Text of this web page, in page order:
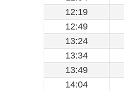
12:19
12:49
13:24
13:34
13:49
14:04